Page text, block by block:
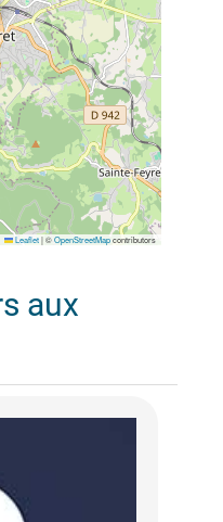
Leaflet |©OpenStreetMapcontributors
aux